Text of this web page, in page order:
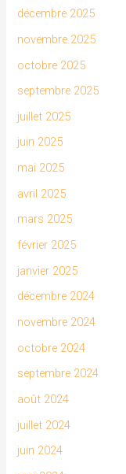
décembre 2025
novembre 2025
octobre 2025
septembre 2025
juillet 2025
juin 2025
mai 2025
avril 2025
mars 2025
février 2025
janvier 2025
décembre 2024
novembre 2024
octobre 2024
septembre 2024
août 2024
juillet 2024
juin 2024